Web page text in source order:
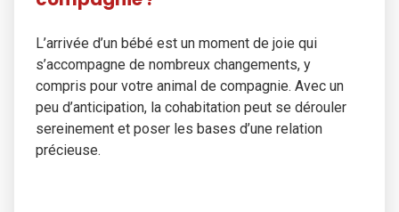
L’arrivée d’un bébé est un moment de joie qui
s’accompagne de nombreux changements, y
compris pour votre animal de compagnie. Avec un
peu d’anticipation, la cohabitation peut se dérouler
sereinement et poser les bases d’une relation
précieuse.